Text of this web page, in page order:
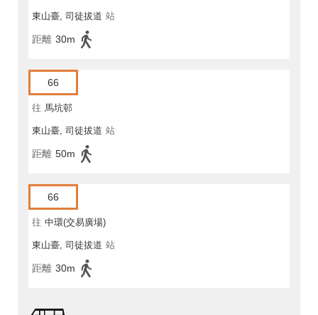
東山臺, 司徒拔道 站
距離 30m
66
往 馬坑邨
東山臺, 司徒拔道 站
距離 50m
66
往 中環(交易廣場)
東山臺, 司徒拔道 站
距離 30m